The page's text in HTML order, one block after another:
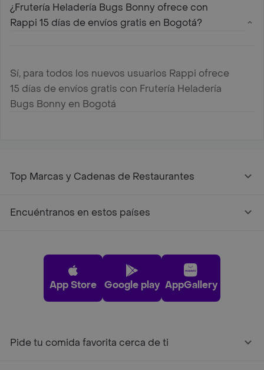
¿Frutería Heladería Bugs Bonny ofrece con
Rappi 15 días de envíos gratis en Bogotá?
Sí, para todos los nuevos usuarios Rappi ofrece
15 días de envíos gratis con Frutería Heladería
Bugs Bonny en Bogotá
Top Marcas y Cadenas de Restaurantes
Encuéntranos en estos países
App Store Google play AppGallery
Pide tu comida favorita cerca de ti